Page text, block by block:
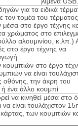
για τα ειδικά
τον τομέα του
στο έργο τέχνης
χρώματος στο
αλουμινίου, κ.λπ.)
στο έργο τέχνης να
στο έργο
να είναι
την άκρη του
ένα άλλο κουμπί
να κινηθεί μέσα στο
είναι τουλάχιστον
κάρτας, των κουμπιών